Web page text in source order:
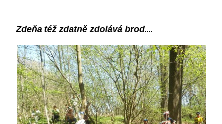
Zdeňa též zdatně zdolává brod....